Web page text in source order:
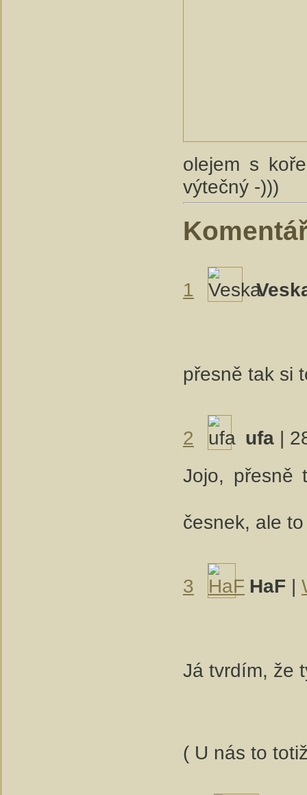
olejem s
výtečný -)))
1
přesně tak si
2 ufa |
Jojo, přesně
česnek, ale
3 HaF |
Já tvrdím, že
( U nás to